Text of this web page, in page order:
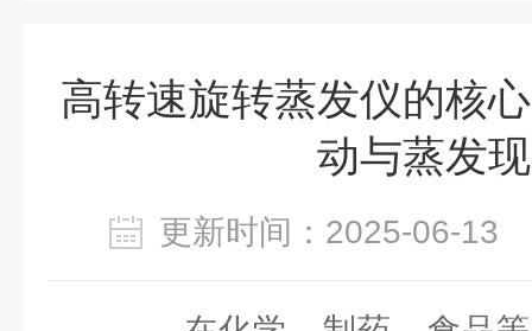
高转速旋转蒸发仪的核
动与蒸发
更新时间：2025-06-